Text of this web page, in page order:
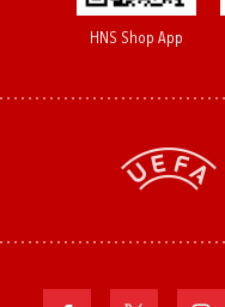
HNS Shop App